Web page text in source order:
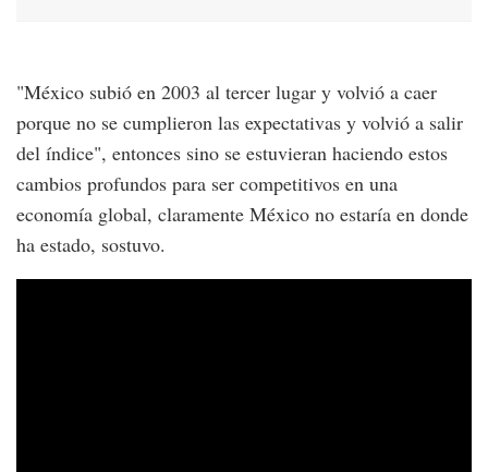
"México subió en 2003 al tercer lugar y volvió a caer
porque no se cumplieron las expectativas y volvió a salir
del índice", entonces sino se estuvieran haciendo estos
cambios profundos para ser competitivos en una
economía global, claramente México no estaría en donde
ha estado, sostuvo.